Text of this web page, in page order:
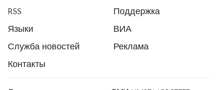
RSS
Поддержка
Языки
ВИА
Служба новостей
Реклама
Контакты